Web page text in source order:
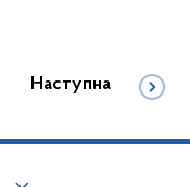
Наступна